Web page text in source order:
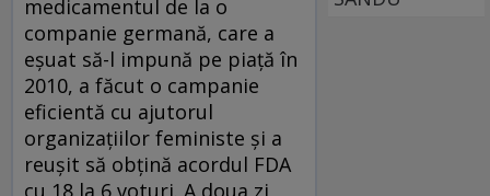
medicamentul de la o
companie germană, care a
eșuat să-l impună pe piață în
2010, a făcut o campanie
eficientă cu ajutorul
organizațiilor feministe și a
reușit să obțină acordul FDA
cu 18 la 6 voturi. A doua zi